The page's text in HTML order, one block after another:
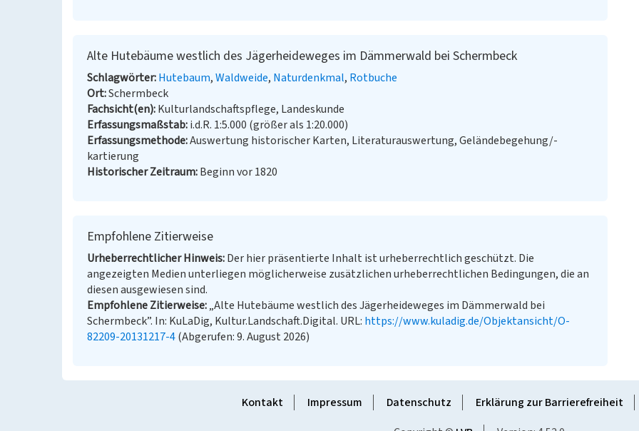
Alte Hutebäume westlich des Jägerheideweges im Dämmerwald bei Schermbeck
Schlagwörter Hutebaum Waldweide Naturdenkmal Rotbuche
Ort Schermbeck
Fachsicht(en) Kulturlandschaftspflege, Landeskunde
Erfassungsmaßstab i.d.R. 1:5.000 (größer als 1:20.000)
Erfassungsmethode Auswertung historischer Karten, Literaturauswertung, Geländebegehung/-
kartierung
Historischer Zeitraum Beginn vor 1820
Empfohlene Zitierweise
Urheberrechtlicher Hinweis Der hier präsentierte Inhalt ist urheberrechtlich geschützt. Die
angezeigten Medien unterliegen möglicherweise zusätzlichen urheberrechtlichen Bedingungen, die an
diesen ausgewiesen sind.
Empfohlene Zitierweise „Alte Hutebäume westlich des Jägerheideweges im Dämmerwald bei
Schermbeck”. In: KuLaDig, Kultur.Landschaft.Digital. URL: https://www.kuladig.de/Objektansicht/O-
82209-20131217-4(Abgerufen: 9. August 2026)
Kontakt Impressum Datenschutz Erklärung zur Barrierefreiheit